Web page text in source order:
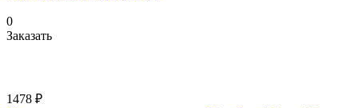
0
Заказать
1478 ₽